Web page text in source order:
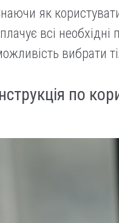
як
всі
вибрати
по